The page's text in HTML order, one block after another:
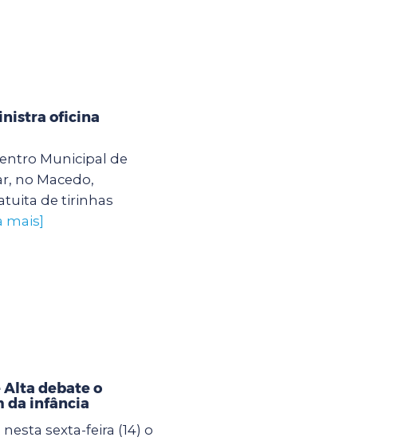
oficina
Municipal de
no Macedo,
de tirinhas
mais]
Alta debate o
da infância
sexta-feira (14) o